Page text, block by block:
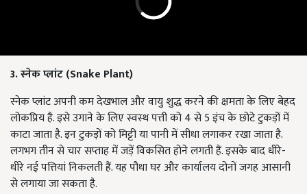
3. स्नेक प्लांट (Snake Plant)
स्नेक प्लांट अपनी कम देखभाल और वायु शुद्ध करने की क्षमता के लिए बेहद
लोकप्रिय है. इसे उगाने के लिए स्वस्थ पत्ती को 4 से 5 इंच के छोटे टुकड़ों में
काटा जाता है. इन टुकड़ों को मिट्टी या पानी में सीधा लगाकर रखा जाता है.
लगभग तीन से चार सप्ताह में जड़ें विकसित होने लगती हैं. इसके बाद धीरे-
धीरे नई पत्तियां निकलती हैं. यह पौधा घर और कार्यालय दोनों जगह आसानी
से लगाया जा सकता है.